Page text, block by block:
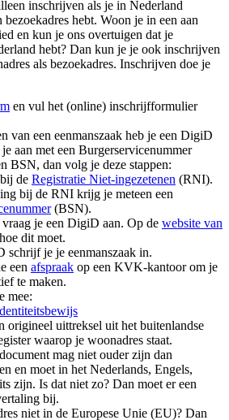
inschrijven als je in Nederland
hebt. Woon je in een aan
en kun je ons overtuigen dat je
hebt? Dan kun je je ook inschrijven
als bezoekadres. Inschrijven doe je
en vul het (online) inschrijfformulier
van een eenmanszaak heb je een DigiD
aan met een Burgerservicenummer
BSN, dan volg je deze stappen:
de Registratie Niet-ingezetenen (RNI).
bij de RNI krijg je meteen een
(BSN).
je een DigiD aan. Op de website van
dit moet.
schrijf je je eenmanszaak in.
een afspraak op een KVK-kantoor om je
te maken.
mee:
origineel uittreksel uit het buitenlandse
waarop je woonadres staat.
mag niet ouder zijn dan
en moet in het Nederlands, Engels,
zijn. Is dat niet zo? Dan moet er een
bij.
niet in de Europese Unie (EU)? Dan